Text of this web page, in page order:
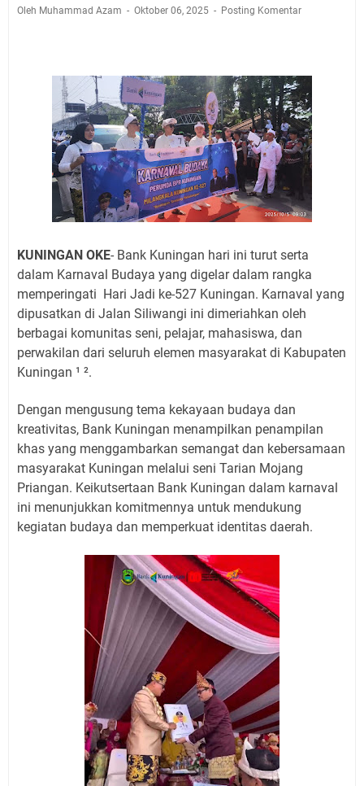
Polres Kuningan dan PAM Tirta Kamuning Salurakan
12 Ribu Liter
Uniku Jadi Tuan Rumah Pendampingan Penyusunan
Dokumen SPMI
Sudahkah Kita Merdeka Dari Hawa Nafsu?
Info Sembako di Pasar Kepuh Kuningan Kamis 6
Agustus 2026, Daging Naik, Telur Turun
Agenda Kegiatan Bupati Kuningan Jumat 7 Agustus
Ini Empat Lokasi Samsat Keliling Kuningan Jumat 7
Oleh Muhammad Azam Oktober 06, 2025 Posting Komentar
KUNINGAN OKE- Bank Kuningan hari ini turut serta
dalam Karnaval Budaya yang digelar dalam rangka
memperingati Hari Jadi ke-527 Kuningan. Karnaval yang
dipusatkan di Jalan Siliwangi ini dimeriahkan oleh
berbagai komunitas seni, pelajar, mahasiswa, dan
perwakilan dari seluruh elemen masyarakat di Kabupaten
Kuningan ¹ ².
Dengan mengusung tema kekayaan budaya dan
kreativitas, Bank Kuningan menampilkan penampilan
khas yang menggambarkan semangat dan kebersamaan
masyarakat Kuningan melalui seni Tarian Mojang
Priangan. Keikutsertaan Bank Kuningan dalam karnaval
ini menunjukkan komitmennya untuk mendukung
kegiatan budaya dan memperkuat identitas daerah.